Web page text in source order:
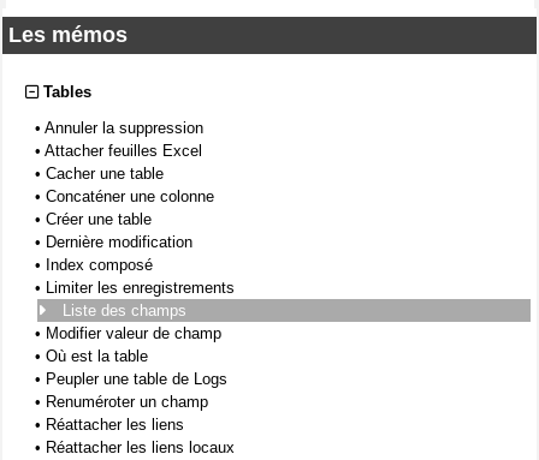
Les mémos
Tables
• Annuler la suppression
• Attacher feuilles Excel
• Cacher une table
• Concaténer une colonne
• Créer une table
• Dernière modification
• Index composé
• Limiter les enregistrements
Liste des champs
• Modifier valeur de champ
• Où est la table
• Peupler une table de Logs
• Renuméroter un champ
• Réattacher les liens
• Réattacher les liens locaux